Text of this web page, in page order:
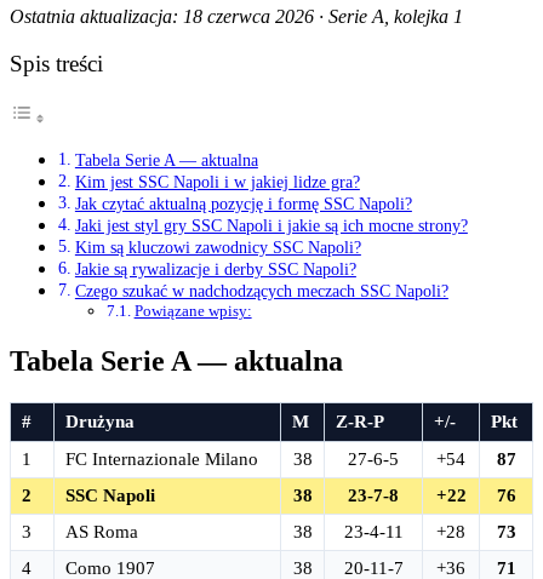
Ostatnia aktualizacja: 18 czerwca 2026 · Serie A, kolejka 1
Spis treści
Tabela Serie A — aktualna
Kim jest SSC Napoli i w jakiej lidze gra?
Jak czytać aktualną pozycję i formę SSC Napoli?
Jaki jest styl gry SSC Napoli i jakie są ich mocne strony?
Kim są kluczowi zawodnicy SSC Napoli?
Jakie są rywalizacje i derby SSC Napoli?
Czego szukać w nadchodzących meczach SSC Napoli?
Powiązane wpisy:
Tabela Serie A — aktualna
# Drużyna M Z-R-P +/-
Pkt
1
FC Internazionale Milano 38 27-6-5 +54
87
2
SSC Napoli 38 23-7-8 +22
76
3
AS Roma 38 23-4-11 +28
73
4
Como 1907 38 20-11-7 +36
71